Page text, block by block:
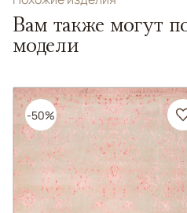
Вам также могут
модели
-50%